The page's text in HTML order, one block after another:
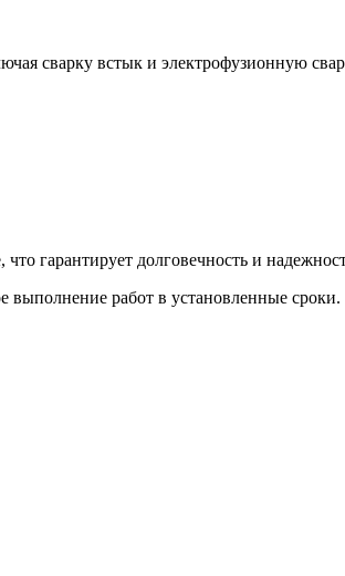
сварку встык и электрофузионную
гарантирует долговечность и
выполнение работ в установленные сроки.